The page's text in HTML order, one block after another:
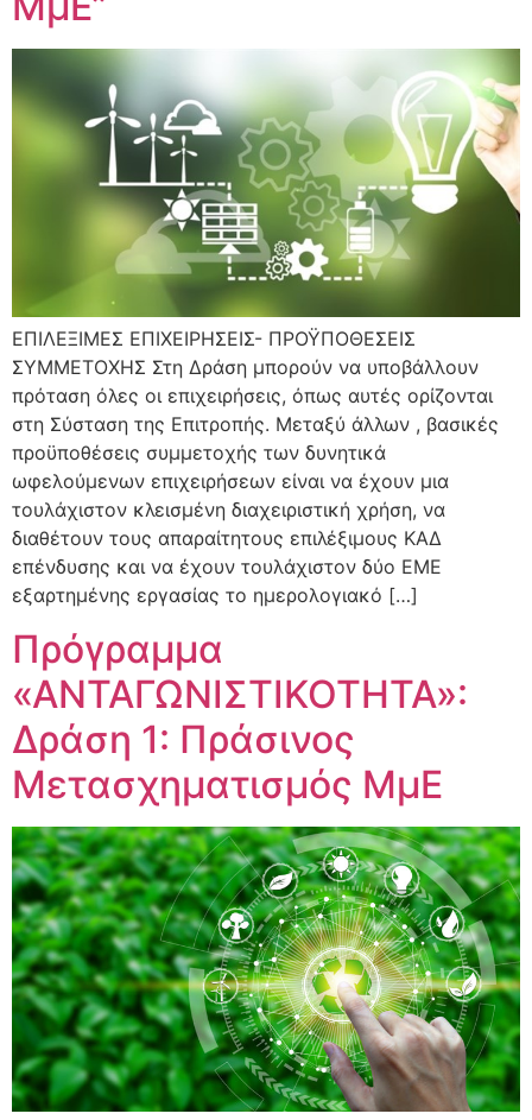
ΕΠΙΛΕΞΙΜΕΣ ΕΠΙΧΕΙΡΗΣΕΙΣ- ΠΡΟΫΠΟΘΕΣΕΙΣ
ΣΥΜΜΕΤΟΧΗΣ Στη Δράση μπορούν να υποβάλλουν
πρόταση όλες οι επιχειρήσεις, όπως αυτές ορίζονται
στη Σύσταση της Επιτροπής. Μεταξύ άλλων , βασικές
προϋποθέσεις συμμετοχής των δυνητικά
ωφελούμενων επιχειρήσεων είναι να έχουν μια
τουλάχιστον κλεισμένη διαχειριστική χρήση, να
διαθέτουν τους απαραίτητους επιλέξιμους ΚΑΔ
επένδυσης και να έχουν τουλάχιστον δύο ΕΜΕ
εξαρτημένης εργασίας το ημερολογιακό […]
Πρόγραμμα
«ΑΝΤΑΓΩΝΙΣΤΙΚΟΤΗΤΑ»:
Δράση 1: Πράσινος
Μετασχηματισμός ΜμΕ